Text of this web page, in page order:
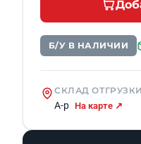
Б/У В НАЛИЧИИ
СКЛАД ОТГРУЗКИ
А-р На карте ↗